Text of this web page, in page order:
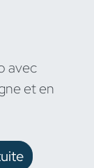
avec
et en